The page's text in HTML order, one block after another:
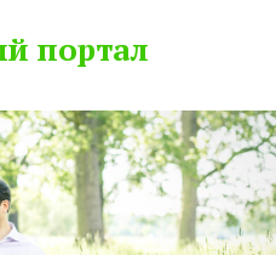
портал